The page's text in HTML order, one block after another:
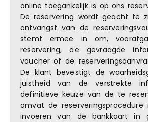
online toegankelijk is op ons
De reservering wordt geacht te
ontvangst van de
stemt ermee in om,
reservering, de gevraagde
voucher of de
De klant bevestigt de
juistheid van de verstrekte
definitieve keuze van de te
omvat de
invoeren van de bankkaart in